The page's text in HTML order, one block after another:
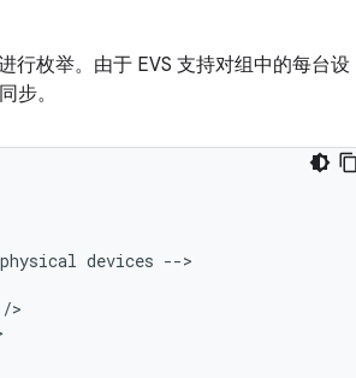
行枚举。由于 EVS 支持对组中的每台设
步。
physical devices --
/